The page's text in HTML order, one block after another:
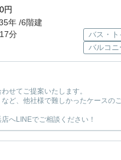
円
年 /6階建
分 バス・ト
バルコニ
せてご提案いたします。
ど、他社様で難しかったケースの
へLINEでご相談ください！